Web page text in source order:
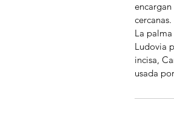
cercanas.
La
Ludovia
incisa,
usada